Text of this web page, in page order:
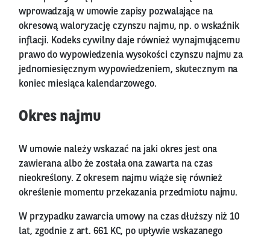
wprowadzają w umowie zapisy pozwalające na
okresową waloryzację czynszu najmu, np. o wskaźnik
inflacji. Kodeks cywilny daje również wynajmującemu
prawo do wypowiedzenia wysokości czynszu najmu za
jednomiesięcznym wypowiedzeniem, skutecznym na
koniec miesiąca kalendarzowego.
Okres najmu
W umowie należy wskazać na jaki okres jest ona
zawierana albo że została ona zawarta na czas
nieokreślony. Z okresem najmu wiąże się również
określenie momentu przekazania przedmiotu najmu.
W przypadku zawarcia umowy na czas dłuższy niż 10
lat, zgodnie z art. 661 KC, po upływie wskazanego